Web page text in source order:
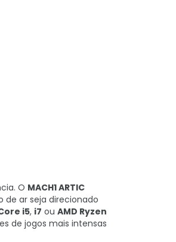
O MACH1 ARTIC
de ar seja direcionado
i5, i7 ou AMD Ryzen
de jogos mais intensas